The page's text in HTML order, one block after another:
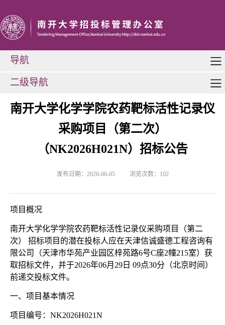
导航
二级导航
南开大学化学学院农药靶标活性记录仪
采购项目（第二次）
（NK2026H021N）招标公告
发布日期：2026-06-05 浏览次数： 102
项目概况
南开大学化学学院农药靶标活性记录仪采购项目（第二
次）
招标项目的潜在投标人应在天津信诚盛德工程咨询有
限公司（天津市华苑产业园区梓苑路6号C座2幢215室）获
取招标文件，并于2026年06月29日 09点30分（北京时间）
前递交投标文件。
一、项目基本情况
项目编号： NK2026H021N